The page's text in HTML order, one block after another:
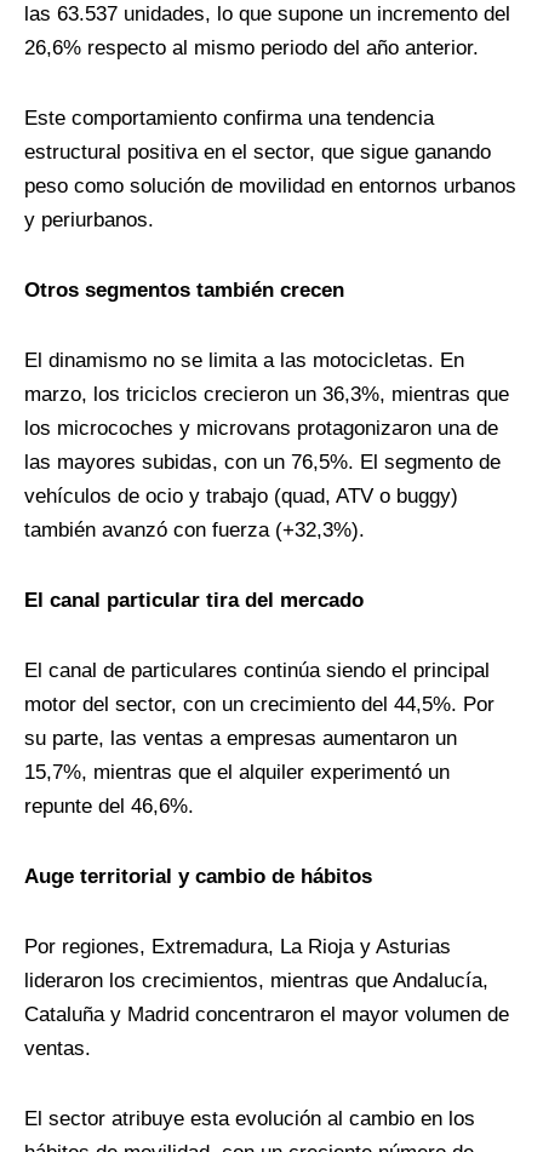
las 63.537 unidades, lo que supone un incremento del
26,6% respecto al mismo periodo del año anterior.
Este comportamiento confirma una tendencia
estructural positiva en el sector, que sigue ganando
peso como solución de movilidad en entornos urbanos
y periurbanos.
Otros segmentos también crecen
El dinamismo no se limita a las motocicletas. En
marzo, los triciclos crecieron un 36,3%, mientras que
los microcoches y microvans protagonizaron una de
las mayores subidas, con un 76,5%. El segmento de
vehículos de ocio y trabajo (quad, ATV o buggy)
también avanzó con fuerza (+32,3%).
El canal particular tira del mercado
El canal de particulares continúa siendo el principal
motor del sector, con un crecimiento del 44,5%. Por
su parte, las ventas a empresas aumentaron un
15,7%, mientras que el alquiler experimentó un
repunte del 46,6%.
Auge territorial y cambio de hábitos
Por regiones, Extremadura, La Rioja y Asturias
lideraron los crecimientos, mientras que Andalucía,
Cataluña y Madrid concentraron el mayor volumen de
ventas.
El sector atribuye esta evolución al cambio en los